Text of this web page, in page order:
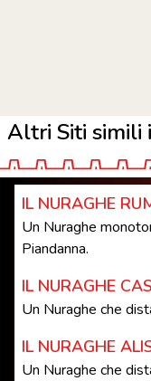
Altri Siti simili
IL NURAGHE
Un Nuraghe
Piandanna.
IL NURAGHE
Un Nuraghe che
IL NURAGHE
Un Nuraghe che